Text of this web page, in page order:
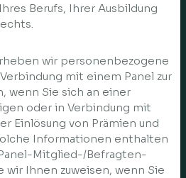
Berufs, Ihrer Ausbildung
wir personenbezogene
mit einem Panel zur
wenn Sie sich an einer
oder in Verbindung mit
Einlösung von Prämien und
Informationen enthalten
Mitglied-/Befragten-
wir Ihnen zuweisen, wenn Sie